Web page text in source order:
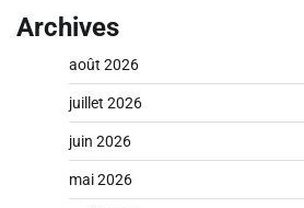
Archives
août 2026
juillet 2026
juin 2026
mai 2026